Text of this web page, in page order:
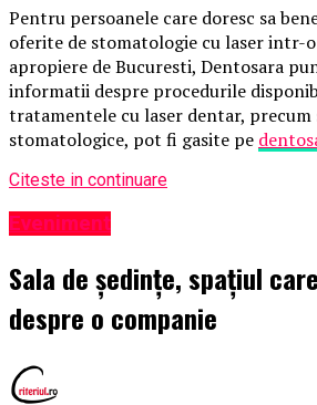
Pentru persoanele care doresc sa
oferite de stomatologie cu laser intr-
apropiere de Bucuresti, Dentosara
informatii despre procedurile
tratamentele cu laser dentar, precum
stomatologice, pot fi gasite pe
Citeste in continuare
Eveniment
Sala de ședințe, spațiul
despre o companie